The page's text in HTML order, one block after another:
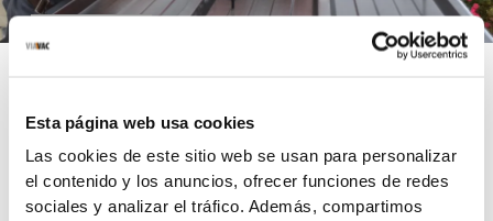
Esta página web usa cookies
Las cookies de este sitio web se usan para personalizar
el contenido y los anuncios, ofrecer funciones de redes
sociales y analizar el tráfico. Además, compartimos
laten klaren. Dat klinkt ideaal, toch? Bij VIAVAC kan het! Eén apparaat
dat meerdere projecten ondersteunt, scheelt niet alleen in kosten, maar